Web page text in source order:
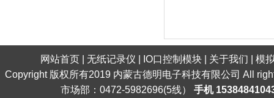
网站首页 无纸记录仪 IO口控制模块 关于我们
模
Copyright 版权所有2019 内蒙古德明电子科技有限公司 All
市场部：0472-5982696(5线） 手机